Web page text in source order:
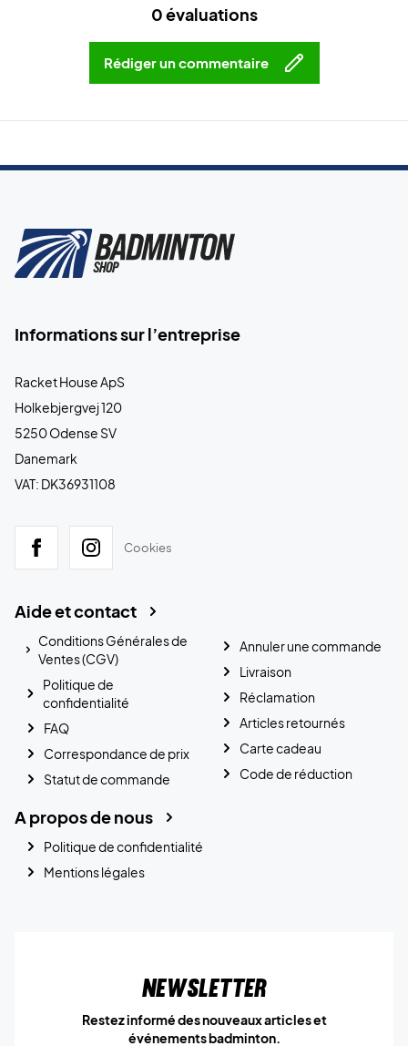
0 évaluations
Rédiger un commentaire
Informations sur l’entreprise
Racket House ApS
Holkebjergvej 120
5250 Odense SV
Danemark
VAT: DK36931108
Cookies
Aide et contact
Conditions Générales de
Ventes (CGV)
Politique de
confidentialité
FAQ
Correspondance de prix
Statut de commande
Annuler une commande
Livraison
Réclamation
Articles retournés
Carte cadeau
Code de réduction
A propos de nous
Politique de confidentialité
Mentions légales
Newsletter
Restez informé des nouveaux articles et
événements badminton.